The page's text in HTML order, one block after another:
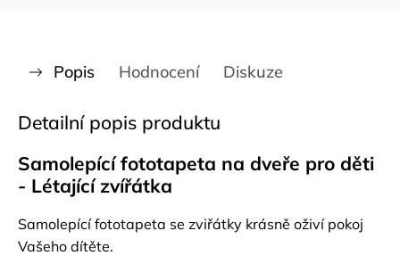
Popis Hodnocení Diskuze
Detailní popis produktu
Samolepící fototapeta na dveře pro děti
- Létající zvířátka
Samolepící fototapeta se zviřátky krásně oživí pokoj
Vašeho dítěte.